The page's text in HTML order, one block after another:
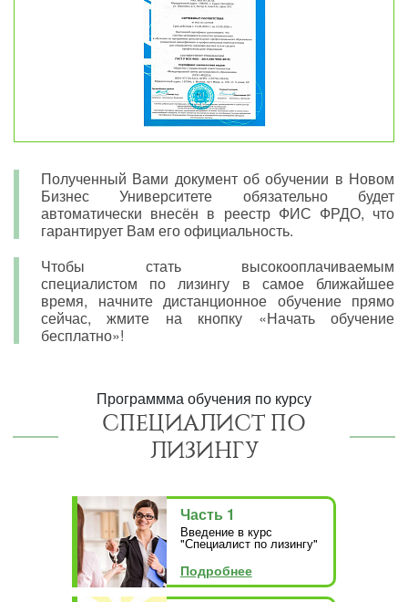
Полученный Вами документ об обучении в Новом
Бизнес Университете обязательно будет
автоматически внесён в реестр ФИС ФРДО, что
гарантирует Вам его официальность.
Чтобы стать высокооплачиваемым
специалистом по лизингу в самое ближайшее
время, начните дистанционное обучение прямо
сейчас, жмите на кнопку «Начать обучение
бесплатно»!
Программма обучения по курсу
СПЕЦИАЛИСТ ПО
ЛИЗИНГУ
Часть 1
Введение в курс
"Специалист по лизингу"
Подробнее